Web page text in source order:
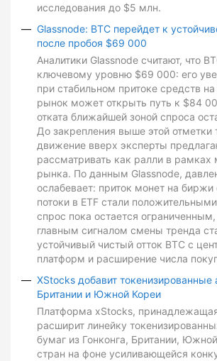
исследования до $5 млн.
Glassnode: BTC перейдет к
после пробоя $69 000
Аналитики Glassnode считают, что
ключевому уровню $69 000: его
при стабильном притоке средств
рынок может открыть путь к $84
отката ближайшей зоной спроса
До закрепления выше этой отметки
движение вверх эксперты
рассматривать как ралли в рамках
рынка. По данным Glassnode,
ослабевает: приток монет на биржи
потоки в ETF стали
спрос пока остается
главным сигналом смены тренда
устойчивый чистый отток BTC с
платформ и расширение числа
XStocks добавит токенизированные
Британии и Южной Кореи
Платформа xStocks,
расширит линейку
бумаг из Гонконга, Британии,
стран на фоне усиливающейся